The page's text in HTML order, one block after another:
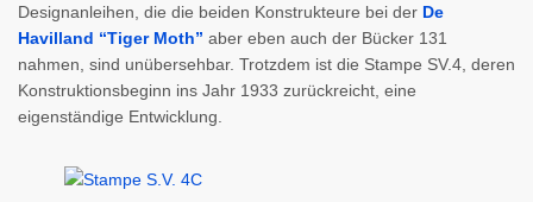
Designanleihen, die die beiden Konstrukteure bei der De
Havilland “Tiger Moth” aber eben auch der Bücker 131
nahmen, sind unübersehbar. Trotzdem ist die Stampe SV.4, deren
Konstruktionsbeginn ins Jahr 1933 zurückreicht, eine
eigenständige Entwicklung.